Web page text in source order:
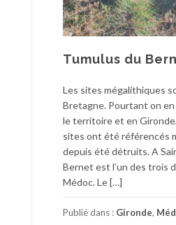
Tumulus du
Les sites mégalithiques
Bretagne. Pourtant on
le territoire et en
sites ont été référencés
depuis été détruits. A
Bernet est l’un des trois
Médoc. Le […]
Publié dans : Gironde,